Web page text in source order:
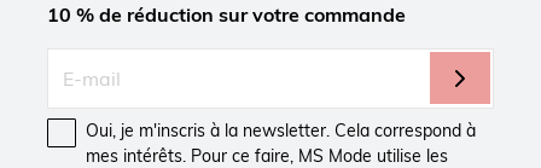
10 % de réduction sur votre commande
Oui, je m'inscris à la newsletter. Cela correspond à
mes intérêts. Pour ce faire, MS Mode utilise les